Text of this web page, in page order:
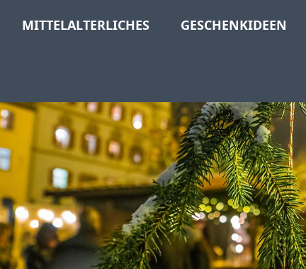
MITTELALTERLICHES GESCHENKIDEEN